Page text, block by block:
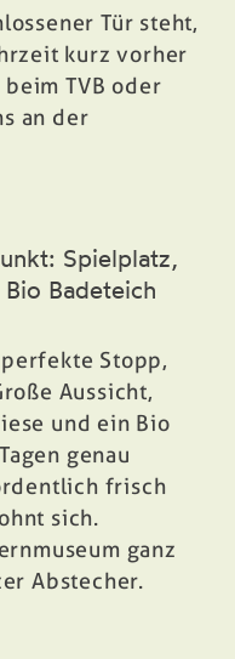
Tür steht,
kurz vorher
TVB oder
an der
Spielplatz,
Badeteich
Stopp,
Aussicht,
und ein Bio
genau
frisch
sich.
ganz
Abstecher.